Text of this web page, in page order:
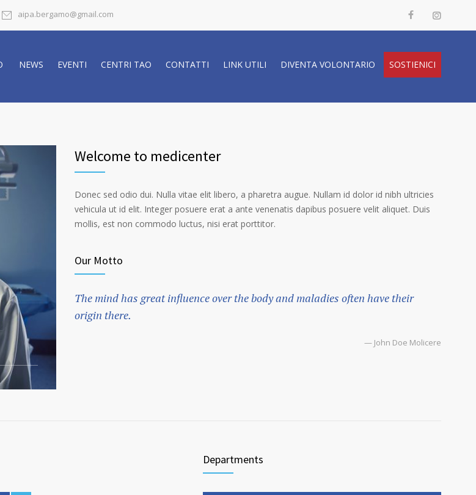
aipa.bergamo@gmail.com
NEWS EVENTI CENTRI TAO CONTATTI LINK UTILI DIVENTA VOLONTARIO SOSTIENICI
Welcome to medicenter
Donec sed odio dui. Nulla vitae elit libero, a pharetra augue. Nullam id dolor id nibh ultricies
vehicula ut id elit. Integer posuere erat a ante venenatis dapibus posuere velit aliquet. Duis
mollis, est non commodo luctus, nisi erat porttitor.
Our Motto
The mind has great influence over the body and maladies often have their
origin there.
— John Doe Molicere
Departments